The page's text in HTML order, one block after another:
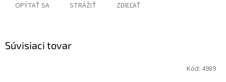
OPÝTAŤ SA STRÁŽIŤ ZDIEĽAŤ
Súvisiaci tovar
Kód: 4989